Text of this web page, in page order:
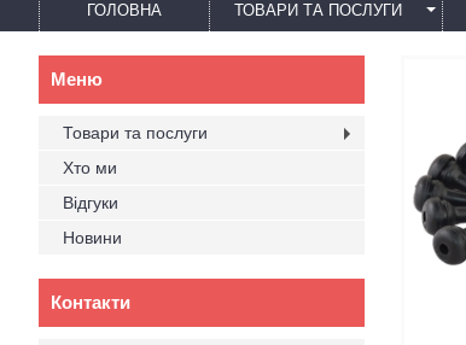
ГОЛОВНА ТОВАРИ ТА ПОСЛУГИ
Товари та послуги
Хто ми
Відгуки
Новини
Контакти